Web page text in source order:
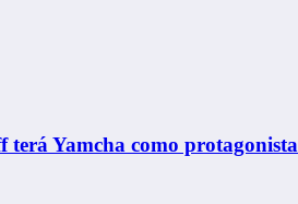
Yamcha como protagonista